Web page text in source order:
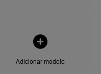
Adicionar modelo